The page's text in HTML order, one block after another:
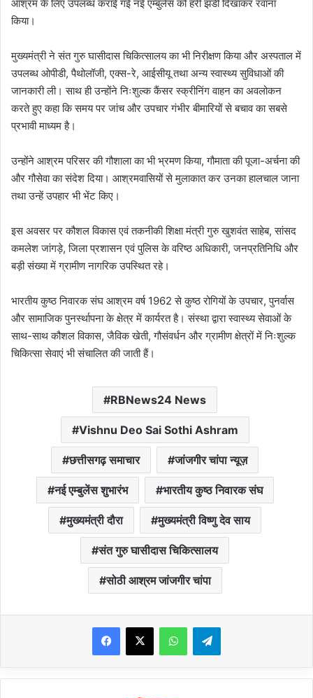
आश्रम के लिए उपलब्ध कराई गई नई एम्बुलेंस को हरी झंडी दिखाकर रवाना
किया।
मुख्यमंत्री ने संत गुरु घासीदास चिकित्सालय का भी निरीक्षण किया और अस्पताल में
उपलब्ध ओपीडी, पैथोलॉजी, एक्स-रे, आईसीयू तथा अन्य स्वास्थ्य सुविधाओं की
जानकारी ली। साथ ही उन्होंने निःशुल्क कैंसर स्क्रीनिंग वाहन का अवलोकन
करते हुए कहा कि समय पर जांच और उपचार गंभीर बीमारियों से बचाव का सबसे
प्रभावी माध्यम है।
उन्होंने आश्रम परिसर की गौशाला का भी भ्रमण किया, गौमाता की पूजा-अर्चना की
और गौसेवा का संदेश दिया। आश्रमवासियों से मुलाकात कर उनका हालचाल जाना
तथा उन्हें उपहार भी भेंट किए।
इस अवसर पर कौशल विकास एवं तकनीकी शिक्षा मंत्री गुरु खुशवंत साहेब, सांसद
कमलेश जांगड़े, जिला प्रशासन एवं पुलिस के वरिष्ठ अधिकारी, जनप्रतिनिधि और
बड़ी संख्या में ग्रामीण नागरिक उपस्थित रहे।
भारतीय कुष्ठ निवारक संघ आश्रम वर्ष 1962 से कुष्ठ रोगियों के उपचार, पुनर्वास
और सामाजिक पुनर्स्थापना के क्षेत्र में कार्यरत है। संस्था द्वारा स्वास्थ्य सेवाओं के
साथ-साथ कौशल विकास, जैविक खेती, गौसंवर्धन और ग्रामीण क्षेत्रों में निःशुल्क
चिकित्सा सेवाएं भी संचालित की जाती हैं।
RBNews24 News
Vishnu Deo Sai Sothi Ashram
छत्तीसगढ़ समाचार जांजगीर चांपा न्यूज़
नई एम्बुलेंस शुभारंभ भारतीय कुष्ठ निवारक संघ
मुख्यमंत्री दौरा मुख्यमंत्री विष्णु देव साय
संत गुरु घासीदास चिकित्सालय
सोठी आश्रम जांजगीर चांपा
WhatsAppTelegram